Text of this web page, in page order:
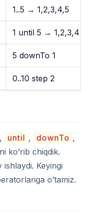
1..5 → 1,2,3,4,5
1 until 5 → 1,2,3,4
5 downTo 1
0..10 step 2
, until , downTo ,
ko’rib chiqdik.
Keyingi
o’tamiz.